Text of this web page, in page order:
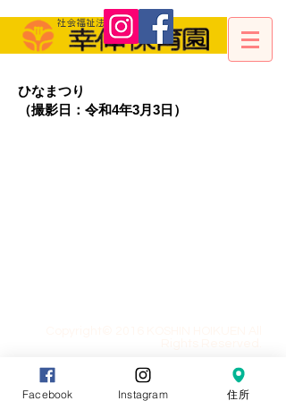
ひなまつり
（撮影日：令和4年3月3日）
Facebook Instagram 住所